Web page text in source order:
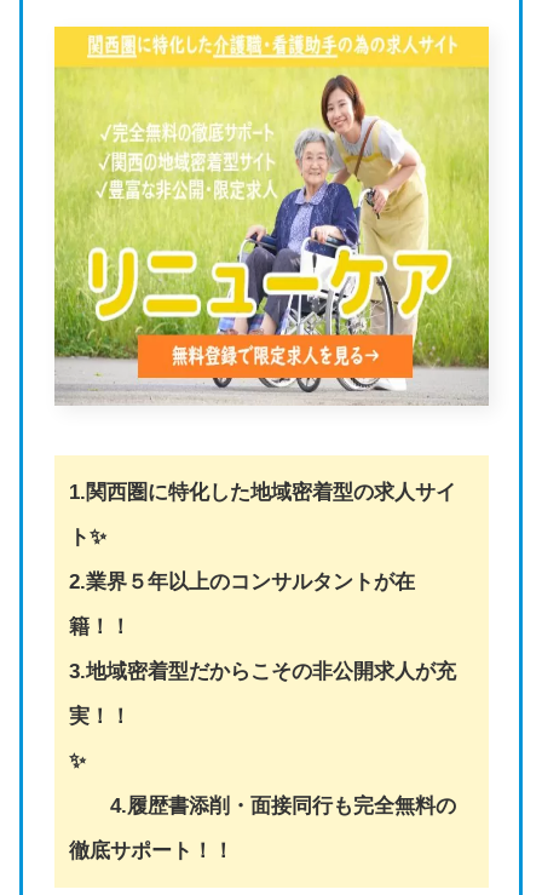
1.関西圏に特化した地域密着型の求人サイ
ト✨
2.業界５年以上のコンサルタントが在
籍！！
3.地域密着型だからこその非公開求人が充
実！！
✨
4.履歴書添削・面接同行も完全無料の
徹底サポート！！